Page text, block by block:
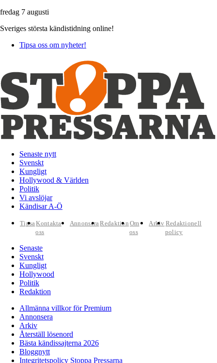
fredag 7 augusti
Sveriges största kändistidning online!
Tipsa oss om nyheter!
Senaste nytt
Svenskt
Kungligt
Hollywood & Världen
Politik
Vi avslöjar
Kändisar A-Ö
TipsaKontakta
oss
AnnonseraRedaktion Om
oss
Arkiv Redaktionell
policy
Senaste
Svenskt
Kungligt
Hollywood
Politik
Redaktion
Allmänna villkor för Premium
Annonsera
Arkiv
Återställ lösenord
Bästa kändissajterna 2026
Bloggnytt
Integritetspolicy Stoppa Pressarna